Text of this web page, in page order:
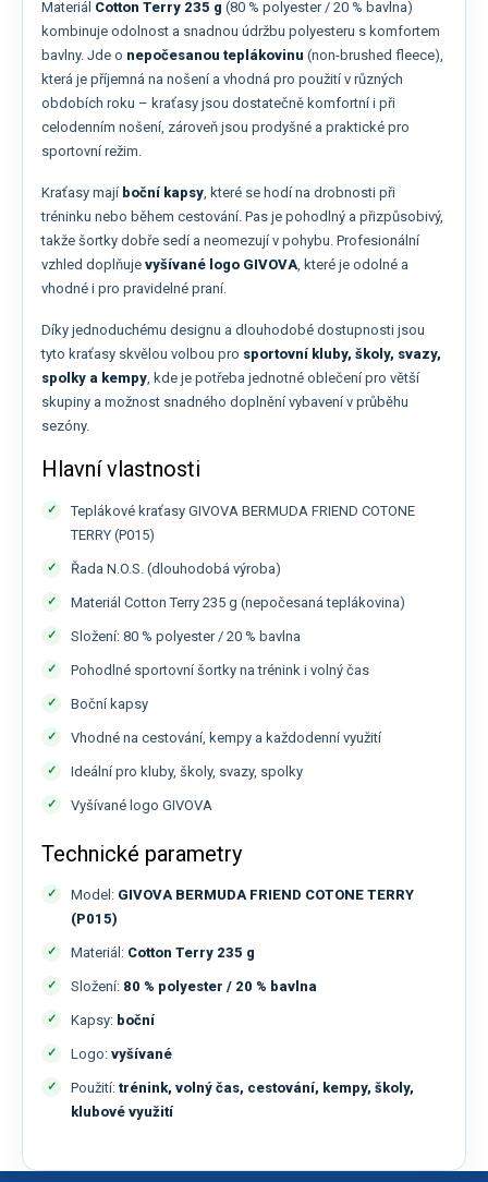
Materiál Cotton Terry 235 g (80 % polyester / 20 % bavlna)
kombinuje odolnost a snadnou údržbu polyesteru s komfortem
bavlny. Jde o nepočesanou teplákovinu (non-brushed fleece),
která je příjemná na nošení a vhodná pro použití v různých
obdobích roku – kraťasy jsou dostatečně komfortní i při
celodenním nošení, zároveň jsou prodyšné a praktické pro
sportovní režim.
Kraťasy mají boční kapsy, které se hodí na drobnosti při
tréninku nebo během cestování. Pas je pohodlný a přizpůsobivý,
takže šortky dobře sedí a neomezují v pohybu. Profesionální
vzhled doplňuje vyšívané logo GIVOVA, které je odolné a
vhodné i pro pravidelné praní.
Díky jednoduchému designu a dlouhodobé dostupnosti jsou
tyto kraťasy skvělou volbou pro sportovní kluby, školy, svazy,
spolky a kempy, kde je potřeba jednotné oblečení pro větší
skupiny a možnost snadného doplnění vybavení v průběhu
sezóny.
Hlavní vlastnosti
Teplákové kraťasy GIVOVA BERMUDA FRIEND COTONE
TERRY (P015)
Řada N.O.S. (dlouhodobá výroba)
Materiál Cotton Terry 235 g (nepočesaná teplákovina)
Složení: 80 % polyester / 20 % bavlna
Pohodlné sportovní šortky na trénink i volný čas
Boční kapsy
Vhodné na cestování, kempy a každodenní využití
Ideální pro kluby, školy, svazy, spolky
Vyšívané logo GIVOVA
Technické parametry
Model: GIVOVA BERMUDA FRIEND COTONE TERRY
(P015)
Materiál: Cotton Terry 235 g
Složení: 80 % polyester / 20 % bavlna
Kapsy: boční
Logo: vyšívané
Použití: trénink, volný čas, cestování, kempy, školy,
klubové využití